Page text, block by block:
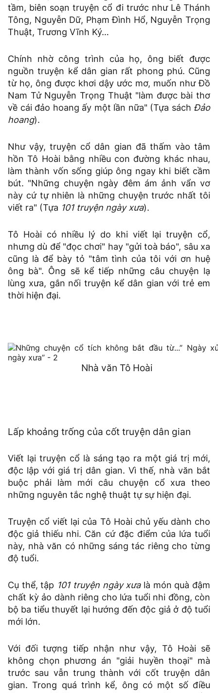
tầm, biên soạn truyện cổ đi trước như Lê Thánh
Tông, Nguyễn Dữ, Phạm Đình Hổ, Nguyễn Trọng
Thuật, Trương Vĩnh Ký…
Chính nhờ công trình của họ, ông biết được
nguồn truyện kể dân gian rất phong phú. Cũng
từ họ, ông được khơi dậy ước mơ, muốn như Đồ
Nam Tử Nguyễn Trọng Thuật "làm được bài thơ
về cái đảo hoang ấy một lần nữa" (Tựa sách Đảo
hoang).
Như vậy, truyện cổ dân gian đã thấm vào tâm
hồn Tô Hoài bằng nhiều con đường khác nhau,
làm thành vốn sống giúp ông ngay khi biết cầm
bút. "Những chuyện ngày đêm ám ảnh vẩn vơ
này cứ tự nhiên là những chuyện trước nhất tôi
viết ra" (Tựa 101 truyện ngày xưa).
Tô Hoài có nhiều lý do khi viết lại truyện cổ,
nhưng dù để "đọc chơi" hay "gửi toà báo", sâu xa
cũng là để bày tỏ "tâm tình của tôi với ơn huệ
ông bà". Ông sẽ kể tiếp những câu chuyện lạ
lùng xưa, gắn nối truyện kể dân gian với trẻ em
thời hiện đại.
Nhà văn Tô Hoài
Lấp khoảng trống của cốt truyện dân gian
Viết lại truyện cổ là sáng tạo ra một giá trị mới,
độc lập với giá trị dân gian. Vì thế, nhà văn bắt
buộc phải làm mới câu chuyện cổ xưa theo
những nguyên tắc nghệ thuật tự sự hiện đại.
Truyện cổ viết lại của Tô Hoài chủ yếu dành cho
độc giả thiếu nhi. Căn cứ đặc điểm của lứa tuổi
này, nhà văn có những sáng tác riêng cho từng
độ tuổi.
Cụ thể, tập 101 truyện ngày xưalà món quà đậm
chất kỳ ảo dành riêng cho lứa tuổi nhi đồng, còn
bộ ba tiểu thuyết lại hướng đến độc giả ở độ tuổi
mới lớn.
Với đối tượng tiếp nhận như vậy, Tô Hoài sẽ
không chọn phương án "giải huyền thoại" mà
trước sau vẫn trung thành với cốt truyện dân
gian. Trong quá trình kể, ông có một số điều